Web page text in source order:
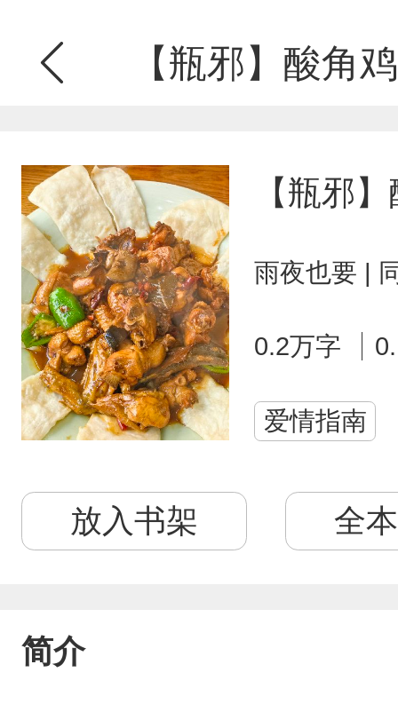
【瓶邪】酸角
【瓶邪
雨夜也要 |
0.2万字
爱情指南
放入书架 全
简介